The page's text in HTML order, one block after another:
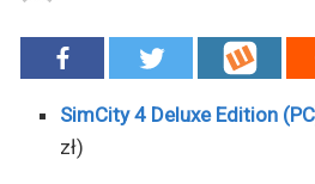
SimCity 4 Deluxe Edition
zł)